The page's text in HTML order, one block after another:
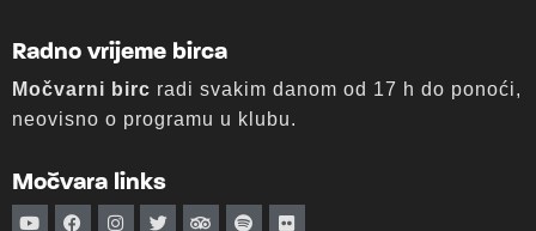
Radno vrijeme birca
Močvarni birc radi svakim danom od 17 h do ponoći,
neovisno o programu u klubu.
Močvara links